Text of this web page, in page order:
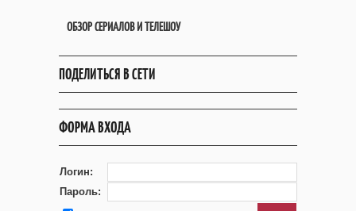
ОБЗОР СЕРИАЛОВ И ТЕЛЕШОУ
ПОДЕЛИТЬСЯ В СЕТИ
ФОРМА ВХОДА
Логин:
Пароль: